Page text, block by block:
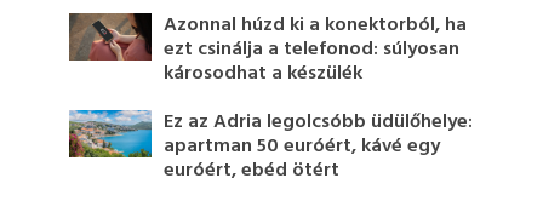
Azonnal húzd ki a konektorból, ha
ezt csinálja a telefonod: súlyosan
károsodhat a készülék
Ez az Adria legolcsóbb üdülőhelye:
apartman 50 euróért, kávé egy
euróért, ebéd ötért